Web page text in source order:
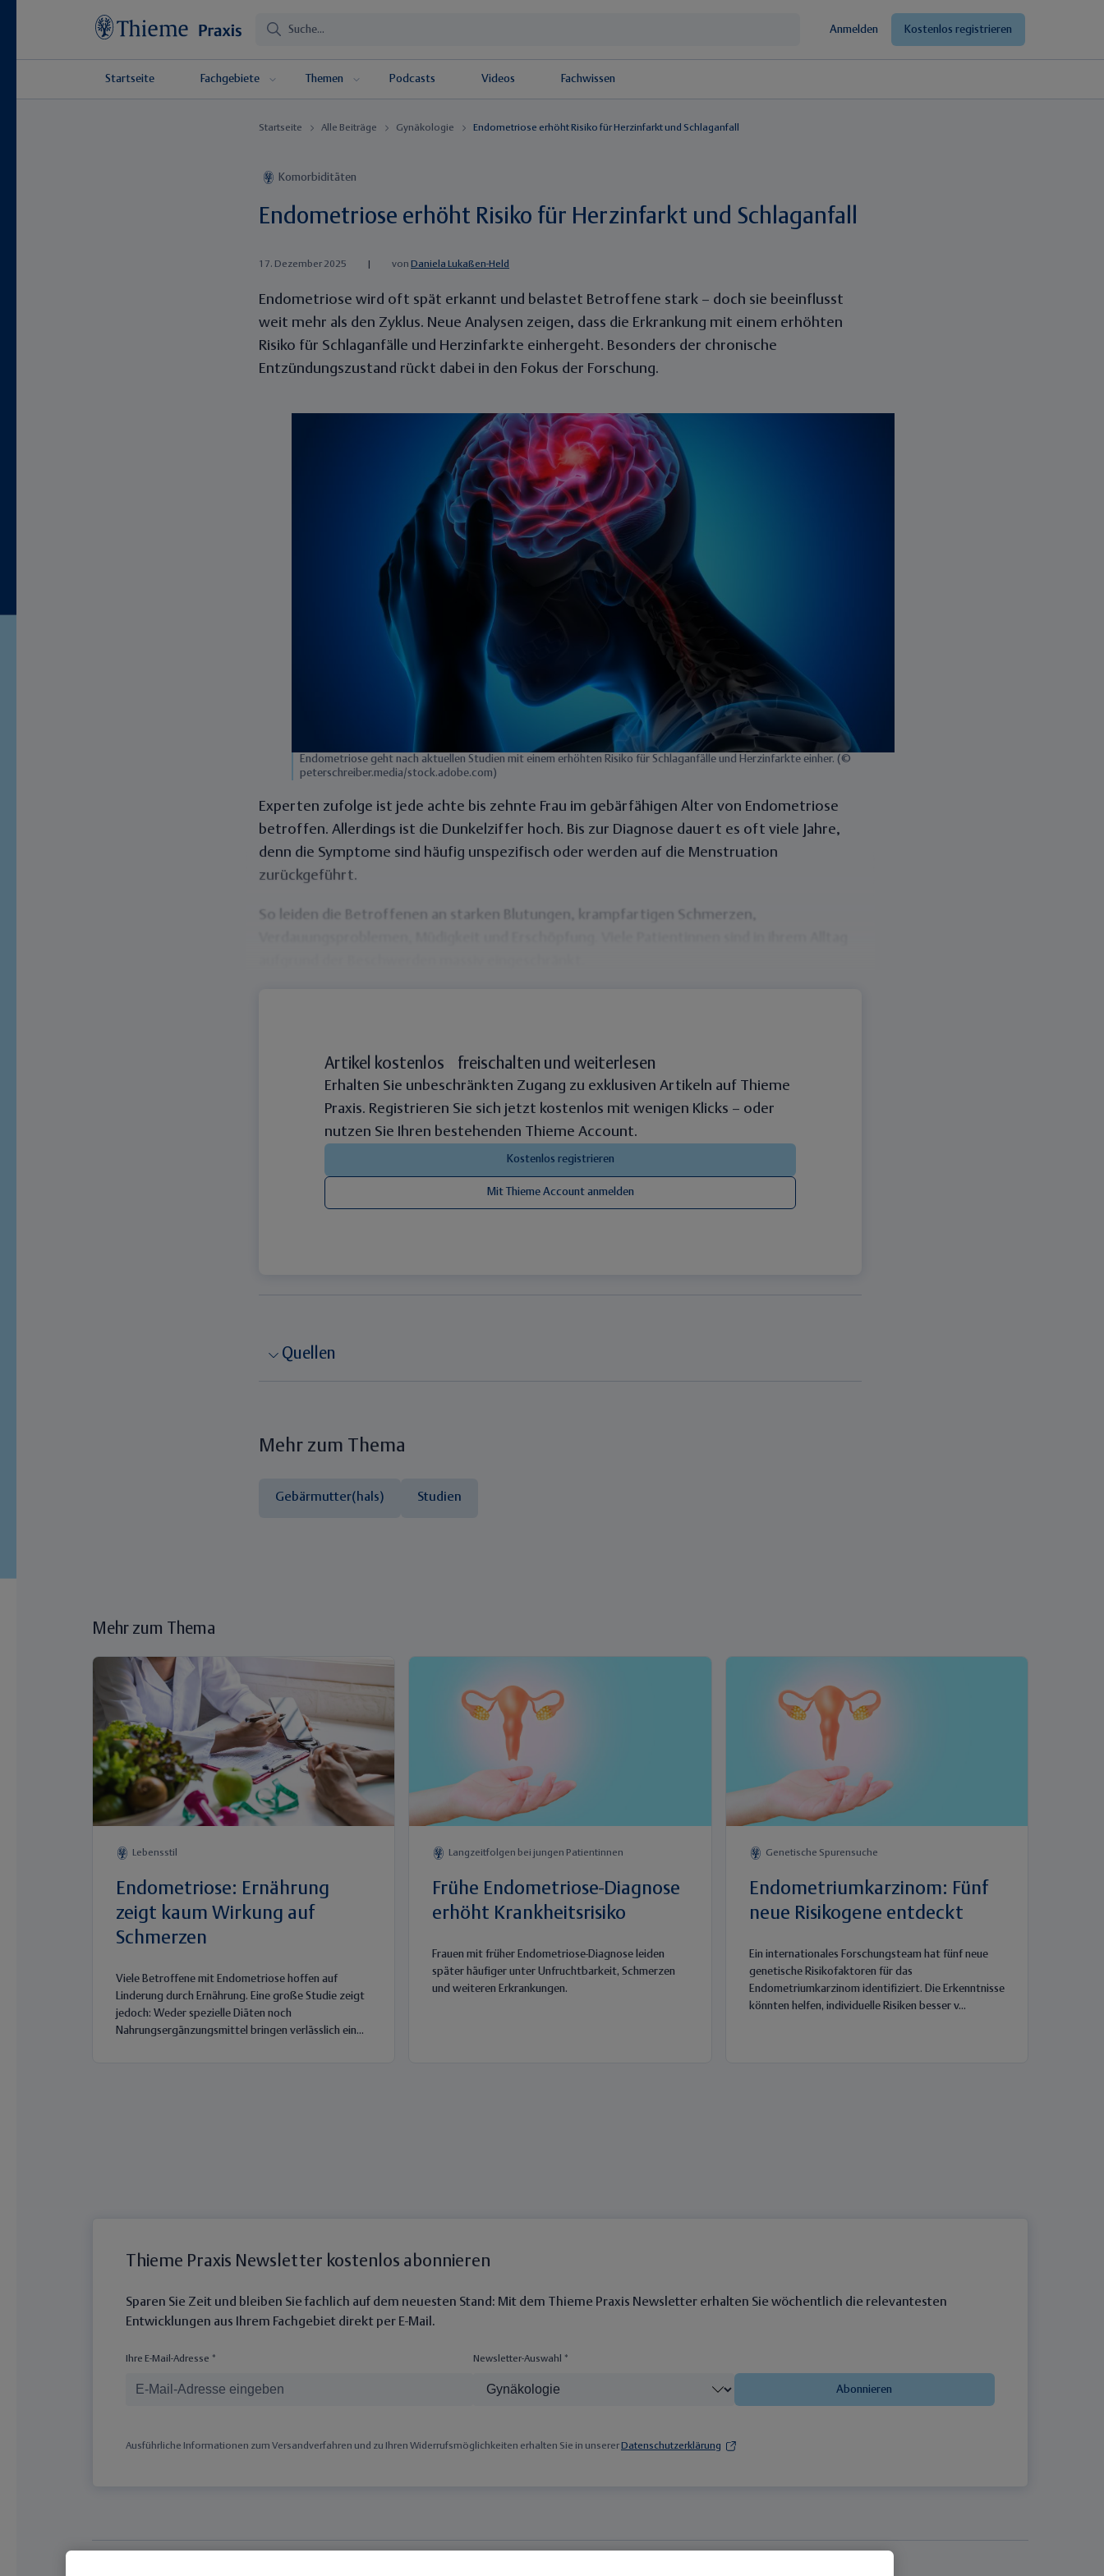
Anmelden Kostenlos registrieren
Startseite Fachgebiete Themen Podcasts Videos Fachwissen
Startseite Alle Beiträge Gynäkologie Endometriose erhöht Risiko für Herzinfarkt und Schlaganfall
Komorbiditäten
Endometriose erhöht Risiko für Herzinfarkt und Schlaganfall
17. Dezember 2025 von Daniela Lukaßen-Held
Endometriose wird oft spät erkannt und belastet Betroffene stark – doch sie beeinflusst
weit mehr als den Zyklus. Neue Analysen zeigen, dass die Erkrankung mit einem erhöhten
Risiko für Schlaganfälle und Herzinfarkte einhergeht. Besonders der chronische
Entzündungszustand rückt dabei in den Fokus der Forschung.
Endometriose geht nach aktuellen Studien mit einem erhöhten Risiko für Schlaganfälle und Herzinfarkte einher. (©
peterschreiber.media/stock.adobe.com)
Experten zufolge ist jede achte bis zehnte Frau im gebärfähigen Alter von Endometriose
betroffen. Allerdings ist die Dunkelziffer hoch. Bis zur Diagnose dauert es oft viele Jahre,
denn die Symptome sind häufig unspezifisch oder werden auf die Menstruation
zurückgeführt.
So leiden die Betroffenen an starken Blutungen, krampfartigen Schmerzen,
Artikel kostenlos freischalten und weiterlesen
Erhalten Sie unbeschränkten Zugang zu exklusiven Artikeln auf Thieme
Praxis. Registrieren Sie sich jetzt kostenlos mit wenigen Klicks – oder
nutzen Sie Ihren bestehenden Thieme Account.
Quellen
Mehr zum Thema
Gebärmutter(hals) Studien
Mehr zum Thema
Lebensstil
Endometriose: Ernährung
zeigt kaum Wirkung auf
Schmerzen
Viele Betroffene mit Endometriose hoffen auf
Linderung durch Ernährung. Eine große Studie zeigt
jedoch: Weder spezielle Diäten noch
Nahrungsergänzungsmittel bringen verlässlich ein...
Langzeitfolgen bei jungen Patientinnen
Frühe Endometriose-Diagnose
erhöht Krankheitsrisiko
Frauen mit früher Endometriose-Diagnose leiden
später häufiger unter Unfruchtbarkeit, Schmerzen
und weiteren Erkrankungen.
Genetische Spurensuche
Endometriumkarzinom: Fünf
neue Risikogene entdeckt
Ein internationales Forschungsteam hat fünf neue
genetische Risikofaktoren für das
Endometriumkarzinom identifiziert. Die Erkenntnisse
könnten helfen, individuelle Risiken besser v...
Thieme Praxis Newsletter kostenlos abonnieren
Sparen Sie Zeit und bleiben Sie fachlich auf dem neuesten Stand: Mit dem Thieme Praxis Newsletter erhalten Sie wöchentlich die relevantesten
Entwicklungen aus Ihrem Fachgebiet direkt per E-Mail.
Ihre E-Mail-Adresse * Newsletter-Auswahl *
Abonnieren
Ausführliche Informationen zum Versandverfahren und zu Ihren Widerrufsmöglichkeiten erhalten Sie in unsererDatenschutzerklärung